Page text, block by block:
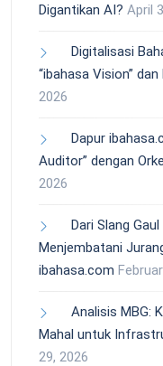
Digantikan AI? April
Digitalisasi
“ibahasa Vision”
2026
Dapur
Auditor” dengan
2026
Dari Slang
Menjembatani
ibahasa.com
Analisis MBG:
Mahal untuk
29, 2026